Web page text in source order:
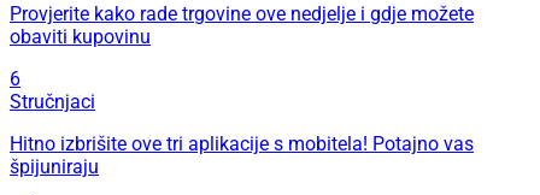
Provjerite kako rade trgovine ove nedjelje i gdje možete
obaviti kupovinu
6
Stručnjaci
Hitno izbrišite ove tri aplikacije s mobitela! Potajno vas
špijuniraju